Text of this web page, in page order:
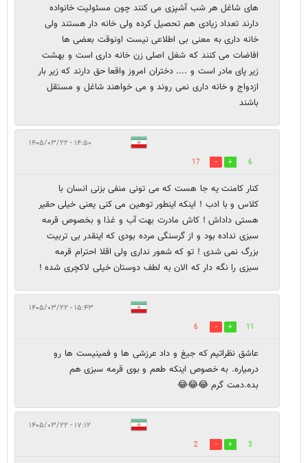
های شاغل هر شب آشپزی می کنند چون مسئولیت خانواده
دارند تعداد زیادی هم تحصیل کرده ولی خانه دار هستند ولی
خانه داری به معنی بی اطلاعی نیست اونوقت بعضی ها
افاضات می کنند که شغل اصلی زن خانه داری است و بهشت
زیر پای مادر است و .... دختران امروز واقعا حق دارند که زیر بار
ازدواج و خانه داری نمی روند و می خواهند شاغل و مستقل
باشند
۱۴:۵۰ - ۱۴۰۵/۰۳/۲۲
6
17
کنار کامنت یه جا هست که می تونی منفی بزنی انسان با
کلاس و با ادب ! اینکه اینطور توهین می کنی یعنی خیلی حقیر
هستی داداش ! کاش مادرت بهت آب و غذا و بخصوص قرمه
سبزی نداده بود و از گرسنگی مرده بودی که اینقدر بی تربیت
بزرگ نمی شدی ! تو که شعور نداری ولی اقلا احترام قرمه
سبزی را نگه دار که الان به لطف دوستان خیلی لاکچری شده !
۱۵:۴۳ - ۱۴۰۵/۰۳/۲۲
11
6
عاشق نظراتیم که جیغ و داد عرزشی ها و فمینیست ها رو
درمیاره. به خصوص اینکه طعم و بوی قرمه سبزی هم
بده.دمت گرم 😂😂😂
۱۷:۱۲ - ۱۴۰۵/۰۳/۲۲
3
2